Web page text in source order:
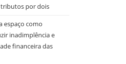
por dois
espaço como
inadimplência e
financeira das